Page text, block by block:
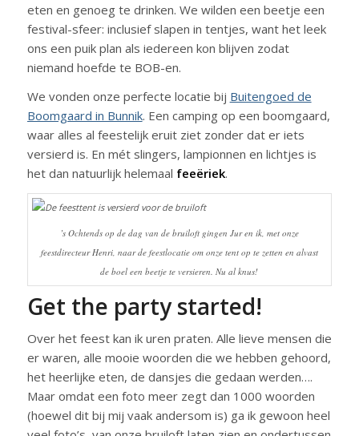
eten en genoeg te drinken. We wilden een beetje een
festival-sfeer: inclusief slapen in tentjes, want het leek
ons een puik plan als iedereen kon blijven zodat
niemand hoefde te BOB-en.
We vonden onze perfecte locatie bij Buitengoed de
Boomgaard in Bunnik. Een camping op een boomgaard,
waar alles al feestelijk eruit ziet zonder dat er iets
versierd is. En mét slingers, lampionnen en lichtjes is
het dan natuurlijk helemaal feeëriek.
’s Ochtends op de dag van de bruiloft gingen Jur en ik, met onze
feestdirecteur Henri, naar de feestlocatie om onze tent op te zetten en alvast
de boel een beetje te versieren. Nu al knus!
Get the party started!
Over het feest kan ik uren praten. Alle lieve mensen die
er waren, alle mooie woorden die we hebben gehoord,
het heerlijke eten, de dansjes die gedaan werden….
Maar omdat een foto meer zegt dan 1000 woorden
(hoewel dit bij mij vaak andersom is) ga ik gewoon heel